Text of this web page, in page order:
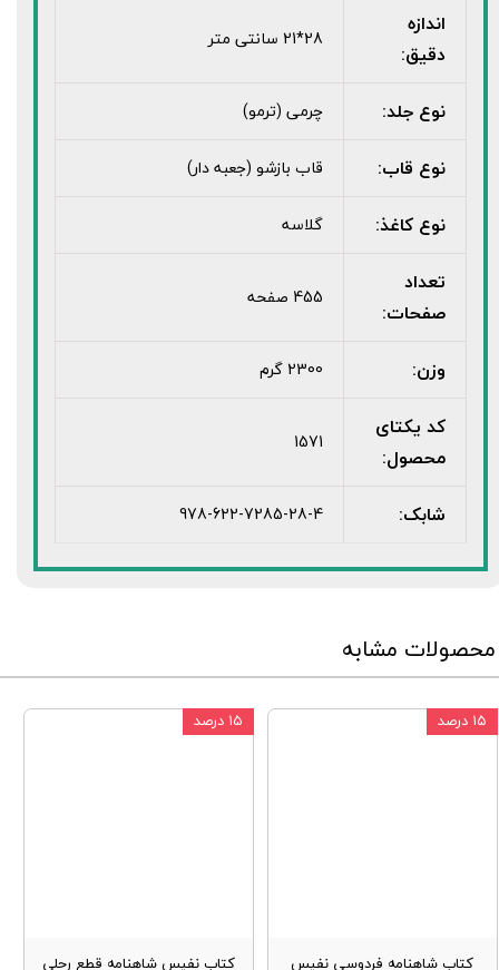
اندازه
دقیق:
28*21 سانتی متر
نوع جلد: چرمی (ترمو)
نوع قاب: قاب بازشو (جعبه دار)
نوع کاغذ: گلاسه
تعداد
صفحات:
455 صفحه
وزن: 2300 گرم
کد یکتای
محصول:
1571
شابک: 978-622-7285-28-4
محصولات مشابه
کتاب شاهنامه فردوسی نفیس
۱۵ درصد
کتاب نفیس شاهنامه قطع رحلی
۱۵ درصد